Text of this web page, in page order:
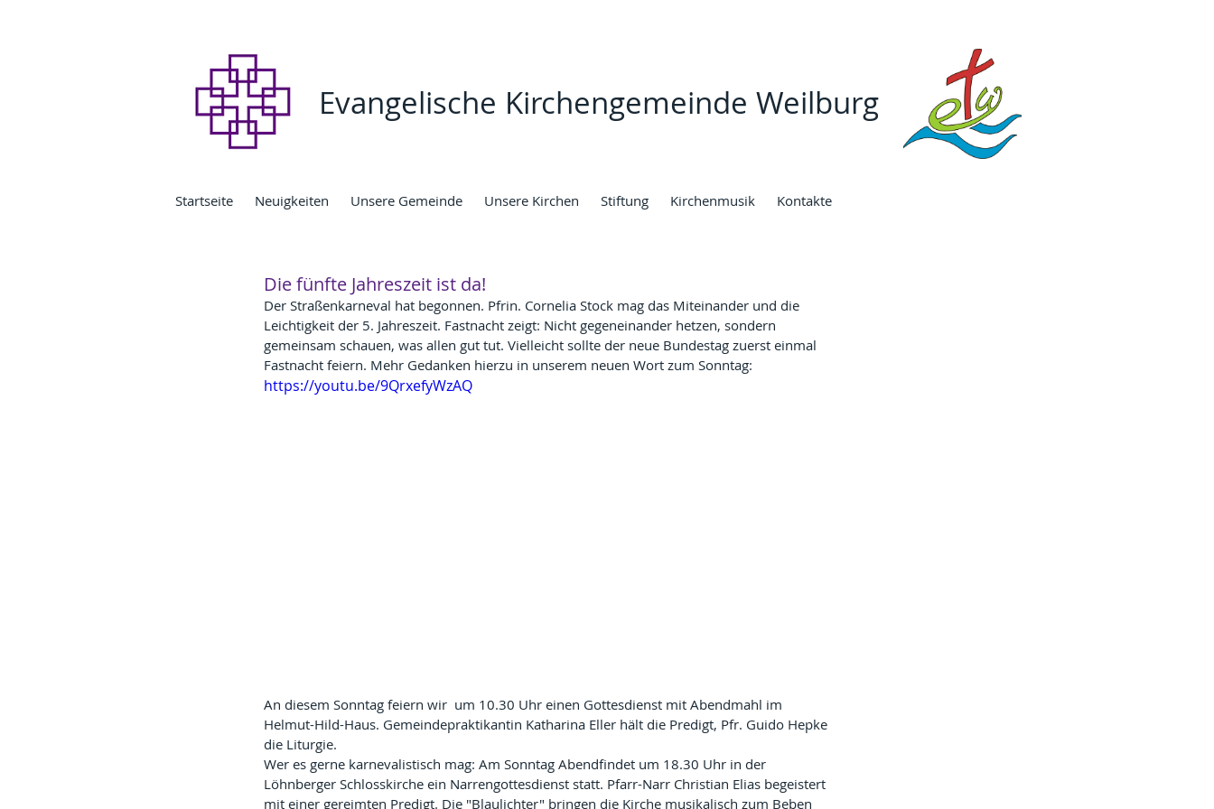
Evangelische Kirchengemeinde Weilburg
Startseite Neuigkeiten Unsere Gemeinde Unsere Kirchen Stiftung Kirchenmusik Kontakte
Die fünfte Jahreszeit ist da!
Der Straßenkarneval hat begonnen. Pfrin. Cornelia Stock mag das Miteinander und die
Leichtigkeit der 5. Jahreszeit. Fastnacht zeigt: Nicht gegeneinander hetzen, sondern
gemeinsam schauen, was allen gut tut. Vielleicht sollte der neue Bundestag zuerst einmal
Fastnacht feiern. Mehr Gedanken hierzu in unserem neuen Wort zum Sonntag:
https://youtu.be/9QrxefyWzAQ
An diesem Sonntag feiern wir  um 10.30 Uhr einen Gottesdienst mit Abendmahl im
Helmut-Hild-Haus. Gemeindepraktikantin Katharina Eller hält die Predigt, Pfr. Guido Hepke
die Liturgie.
Wer es gerne karnevalistisch mag: Am Sonntag Abendfindet um 18.30 Uhr in der
Löhnberger Schlosskirche ein Narrengottesdienst statt. Pfarr-Narr Christian Elias begeistert
mit einer gereimten Predigt. Die "Blaulichter" bringen die Kirche musikalisch zum Beben